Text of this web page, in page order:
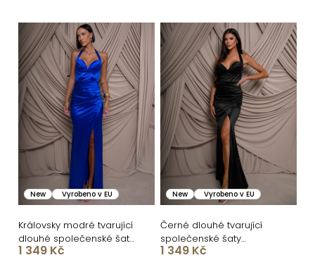
ů
New Vyrobeno v EU
Královsky modré tvarující
dlouhé společenské šaty
FRUESTA
1 349 Kč
New Vyrobeno v EU
Černé dlouhé tvarující
společenské šaty
FRUESTA
1 349 Kč